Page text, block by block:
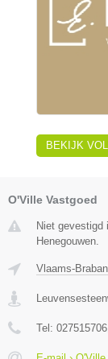
BEKIJK
O'Ville Vastgoed
Niet gevestigd
Henegouwen.
Vlaams-
Tel: 027515706